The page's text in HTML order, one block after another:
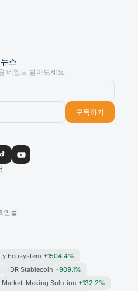
스
메일로 받아보세요.
구독하기
인들
Ecosystem +1504.4%
IDR Stablecoin +909.1%
Market-Making Solution +132.2%